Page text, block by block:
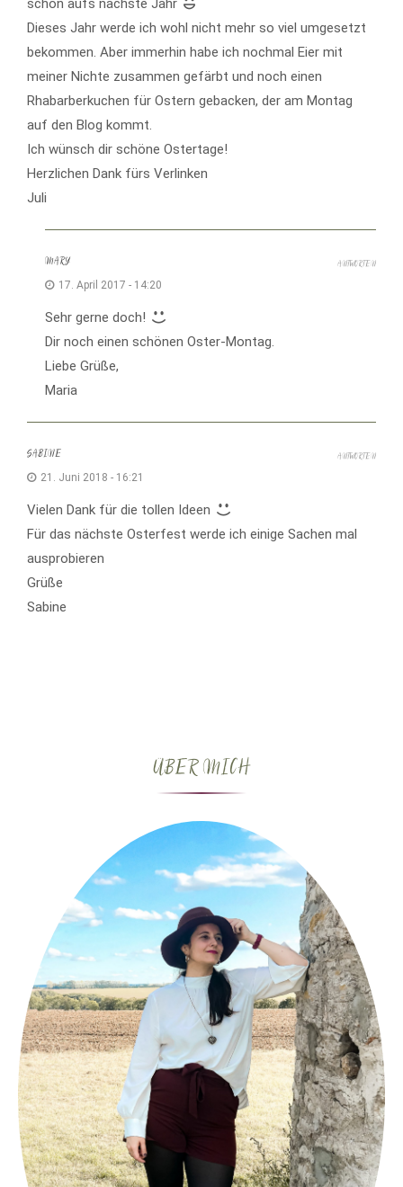
schon aufs nächste Jahr
Dieses Jahr werde ich wohl nicht mehr so viel umgesetzt
bekommen. Aber immerhin habe ich nochmal Eier mit
meiner Nichte zusammen gefärbt und noch einen
Rhabarberkuchen für Ostern gebacken, der am Montag
auf den Blog kommt.
Ich wünsch dir schöne Ostertage!
Herzlichen Dank fürs Verlinken
Juli
MARY
17. April 2017 - 14:20
Sehr gerne doch!
Dir noch einen schönen Oster-Montag.
Liebe Grüße,
Maria
ANTWORTEN
SABINE
21. Juni 2018 - 16:21
Vielen Dank für die tollen Ideen
Für das nächste Osterfest werde ich einige Sachen mal
ausprobieren
Grüße
Sabine
ANTWORTEN
ÜBER MICH